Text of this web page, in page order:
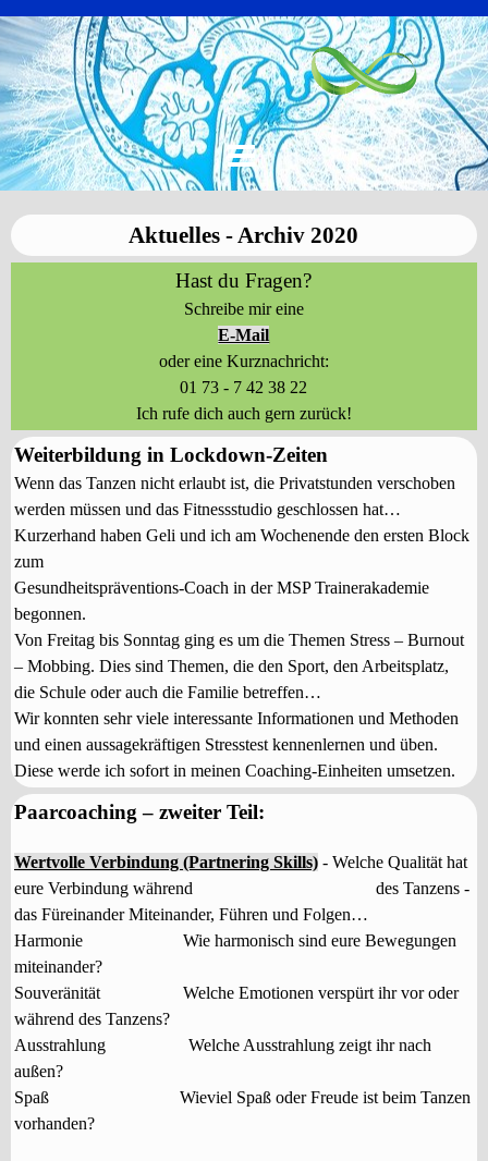
Aktuelles - Archiv 2020
Hast du Fragen?
Schreibe mir eine
E-Mail
oder eine Kurznachricht:
01 73 - 7 42 38 22
Ich rufe dich auch gern zurück!
Weiterbildung in Lockdown-Zeiten
Wenn das Tanzen nicht erlaubt ist, die Privatstunden verschoben
werden müssen und das Fitnessstudio geschlossen hat…
Kurzerhand haben Geli und ich am Wochenende den ersten Block
zum
Gesundheitspräventions-Coach in der MSP Trainerakademie
begonnen.
Von Freitag bis Sonntag ging es um die Themen Stress – Burnout
– Mobbing. Dies sind Themen, die den Sport, den Arbeitsplatz,
die Schule oder auch die Familie betreffen…
Wir konnten sehr viele interessante Informationen und Methoden
und einen aussagekräftigen Stresstest kennenlernen und üben.
Diese werde ich sofort in meinen Coaching-Einheiten umsetzen.
Paarcoaching – zweiter Teil:
Wertvolle Verbindung (Partnering Skills) - Welche Qualität hat
eure Verbindung während des Tanzens -
das Füreinander Miteinander, Führen und Folgen…
Harmonie
Wie harmonisch sind eure Bewegungen
miteinander?
Souveränität
Welche Emotionen verspürt ihr vor oder
während des Tanzens?
Ausstrahlung
Welche Ausstrahlung zeigt ihr nach
außen?
Spaß
Wieviel Spaß oder Freude ist beim Tanzen
vorhanden?